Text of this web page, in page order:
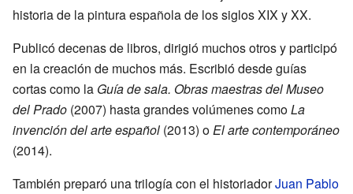
historia de la pintura española de los siglos XIX y XX.
Publicó decenas de libros, dirigió muchos otros y participó
en la creación de muchos más. Escribió desde guías
cortas como la Guía de sala. Obras maestras del Museo
del Prado (2007) hasta grandes volúmenes comoLa
invención del arte español (2013) oEl arte contemporáneo
(2014).
También preparó una trilogía con el historiadorJuan Pablo